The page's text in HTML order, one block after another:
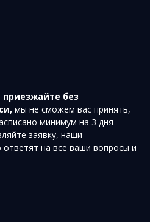
приезжайте без
мы не сможем вас принять,
минимум на 3 дня
заявку, наши
на все ваши вопросы и